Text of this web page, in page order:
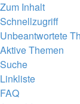
Zum Inhalt
Schnellzugriff
Unbeantwortete
Aktive Themen
Suche
Linkliste
FAQ